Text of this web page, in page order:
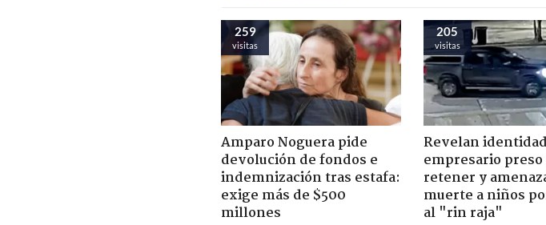
259
visitas
Amparo Noguera pide
devolución de fondos e
indemnización tras estafa:
exige más de $500
millones
205
visitas
Revelan
empresario
retener y
muerte a niños
al "rin raja"